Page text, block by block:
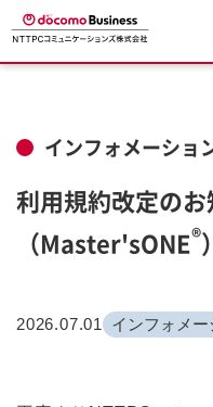
インフォメーショ
利用規約改定の
（Master'sONE®）
2026.07.01 インフォメー